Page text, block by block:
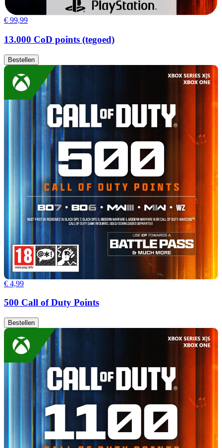
€ 99,99
13.000 CoD points (tegoed)
Bestellen
€ 4,99
500 Call of Duty Points
Bestellen